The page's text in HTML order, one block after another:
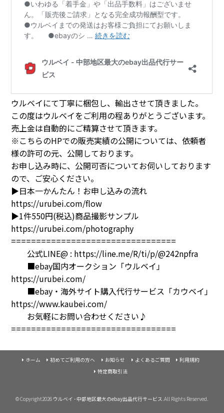
ウルベイにて丁寧に梱包し、輸出させて頂きました。
この度はウルベイをご利用の程ありがとうございます。
売上金は自動的にご精算させて頂きます。
※こちらのHPでの販売実績の公開については、依頼者
様の許可の元、公開しております。
お申し込み時に、公開可否についてお伺いしております
ので、ご安心ください。
▶日本一かんたん！お申し込みの流れ
https://urubei.com/flow
▶1件550円(税込)商品撮影サンプル
https://urubei.com/photography
=================================
公式LINE@ : https://line.me/R/ti/p/@242npfra
■ebay国内オークション「ウルベイ」
https://urubei.com/
■ebay・海外サイト購入代行サービス「カウベイ」
https://www.kaubei.com/
お気軽にお問い合わせください♪
=================================
ホーム 初めてご利用の方へ お知らせ よくあるご質問
利用規約
特定商取引法
©Copyright2026 ウルベイ - 中部地区最大のebay出品代行サービス .All Rights Reserved.